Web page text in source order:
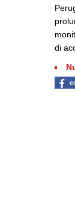
di